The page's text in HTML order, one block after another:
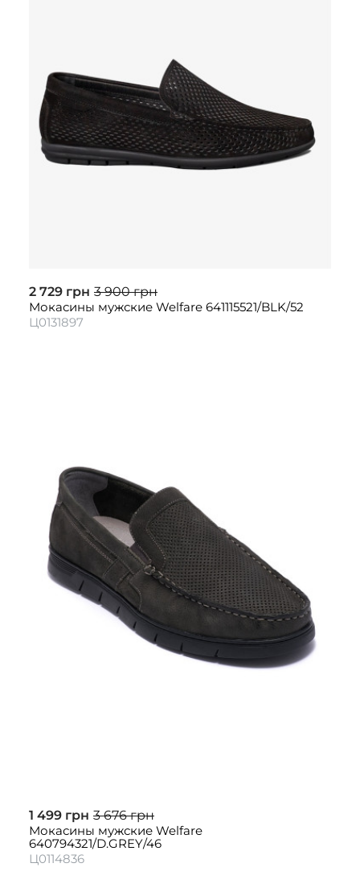
2 729 грн 3 900 грн
Мокасины мужские Welfare 641115521/BLK/52
Ц0131897
1 499 грн 3 676 грн
Мокасины мужские Welfare
640794321/D.GREY/46
Ц0114836